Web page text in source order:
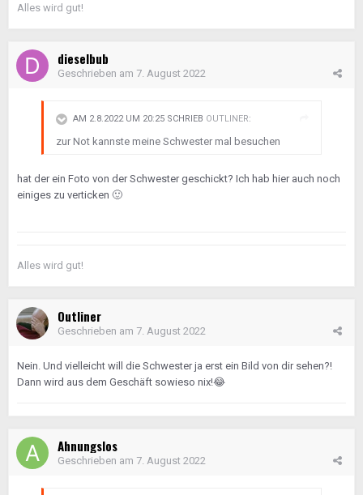
Alles wird gut!
dieselbub
Geschrieben am 7. August 2022
AM 2.8.2022 UM 20:25 SCHRIEB OUTLINER:
zur Not kannste meine Schwester mal besuchen
hat der ein Foto von der Schwester geschickt? Ich hab hier auch noch
einiges zu verticken 🙂
Alles wird gut!
Outliner
Geschrieben am 7. August 2022
Nein. Und vielleicht will die Schwester ja erst ein Bild von dir sehen?!
Dann wird aus dem Geschäft sowieso nix!😂
Ahnungslos
Geschrieben am 7. August 2022